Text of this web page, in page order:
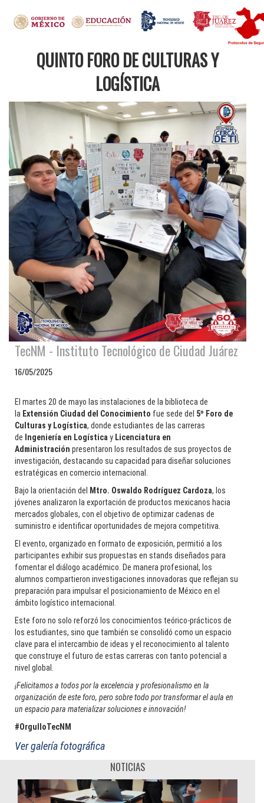
QUINTO FORO DE CULTURAS Y
LOGÍSTICA
TecNM - Instituto Tecnológico de Ciudad Juárez
16/05/2025
El martes 20 de mayo las instalaciones de la biblioteca de
la Extensión Ciudad del Conocimiento fue sede del 5º Foro de
Culturas y Logística, donde estudiantes de las carreras
de Ingeniería en Logística y Licenciatura en
Administración presentaron los resultados de sus proyectos de
investigación, destacando su capacidad para diseñar soluciones
estratégicas en comercio internacional.
Bajo la orientación del
Mtro. Oswaldo Rodríguez Cardoza, los
jóvenes analizaron la exportación de productos mexicanos hacia
mercados globales, con el objetivo de optimizar cadenas de
suministro e identificar oportunidades de mejora competitiva.
El evento, organizado en formato de exposición, permitió a los
participantes exhibir sus propuestas en stands diseñados para
fomentar el diálogo académico. De manera profesional, los
alumnos compartieron investigaciones innovadoras que reflejan su
preparación para impulsar el posicionamiento de México en el
ámbito logístico internacional.
Este foro no solo reforzó los conocimientos teórico-prácticos de
los estudiantes, sino que también se consolidó como un espacio
clave para el intercambio de ideas y el reconocimiento al talento
que construye el futuro de estas carreras con tanto potencial a
nivel global.
¡Felicitamos a todos por la excelencia y profesionalismo en la
organización de este foro, pero sobre todo por transformar el aula en
un espacio para materializar soluciones e innovación!
#OrgulloTecNM
Ver galería fotográfica
NOTICIAS
Rodolfo Baylón: La curiosidad como motor de una trayectoria
sin fronteras